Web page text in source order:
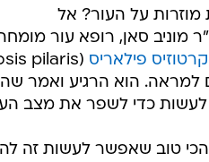
מוזרות על העור? אל
מוניב סאן, רופא עור
קרטוזיס פילאריס
למראה. הוא הרגיע ואמר
כדי לשפר את מצב
הכי טוב שאפשר לעשות זה